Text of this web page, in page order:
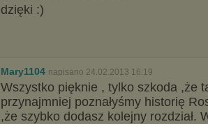
dzięki :)
Mary1104 napisano 24.02.2013 16:19
Wszystko pięknie , tylko szkoda ,że
przynajmniej poznałyśmy historię
,że szybko dodasz kolejny rozdział.